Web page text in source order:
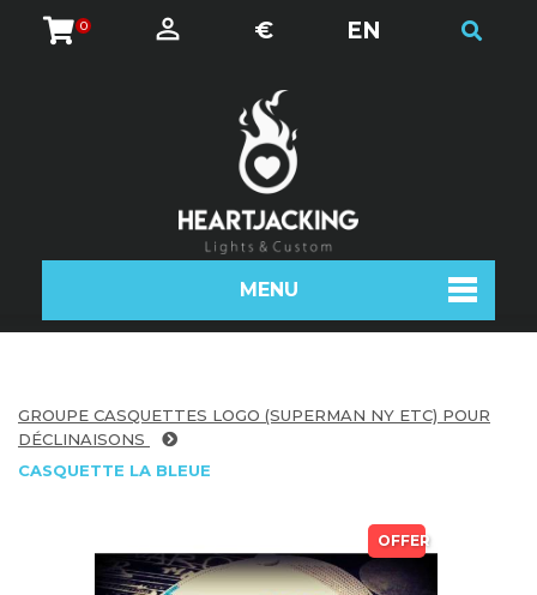
0 € EN
MENU
GROUPE CASQUETTES LOGO (SUPERMAN NY ETC) POUR
DÉCLINAISONS
CASQUETTE LA BLEUE
OFFER